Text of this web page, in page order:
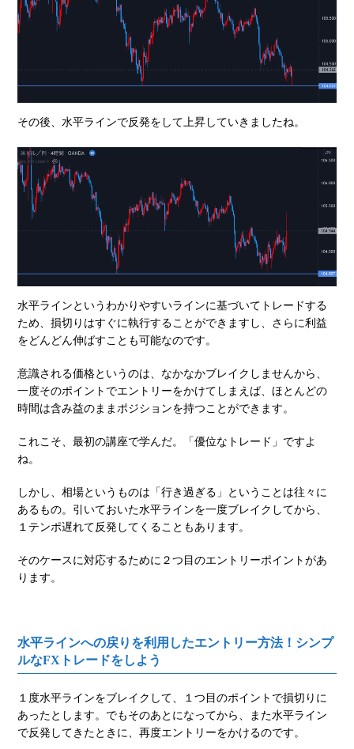
その後、水平ラインで反発をして上昇していきましたね。
水平ラインというわかりやすいラインに基づいてトレードする
ため、損切りはすぐに執行することができますし、さらに利益
をどんどん伸ばすことも可能なのです。
意識される価格というのは、なかなかブレイクしませんから、
一度そのポイントでエントリーをかけてしまえば、ほとんどの
時間は含み益のままポジションを持つことができます。
これこそ、最初の講座で学んだ。「優位なトレード」ですよ
ね。
しかし、相場というものは「行き過ぎる」ということは往々に
あるもの。引いておいた水平ラインを一度ブレイクしてから、
１テンポ遅れて反発してくることもあります。
そのケースに対応するために２つ目のエントリーポイントがあ
ります。
水平ラインへの戻りを利用したエントリー方法！シンプ
ルなFXトレードをしよう
１度水平ラインをブレイクして、１つ目のポイントで損切りに
あったとします。でもそのあとになってから、また水平ライン
で反発してきたときに、再度エントリーをかけるのです。